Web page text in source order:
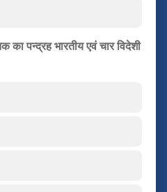
का पन्द्रह भारतीय एवं चार विदेशी